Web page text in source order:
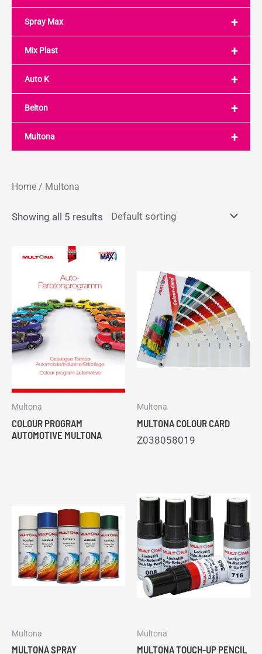
+
Spray Max
+
Mix Plast
+
Auto K
+
Belton
+
Multona
Home / Multona
Showing all 5 results
Multona
COLOUR PROGRAM
AUTOMOTIVE MULTONA
Multona
MULTONA COLOUR CARD
Z038058019
Multona
MULTONA SPRAY
Multona
MULTONA TOUCH-UP PENCIL